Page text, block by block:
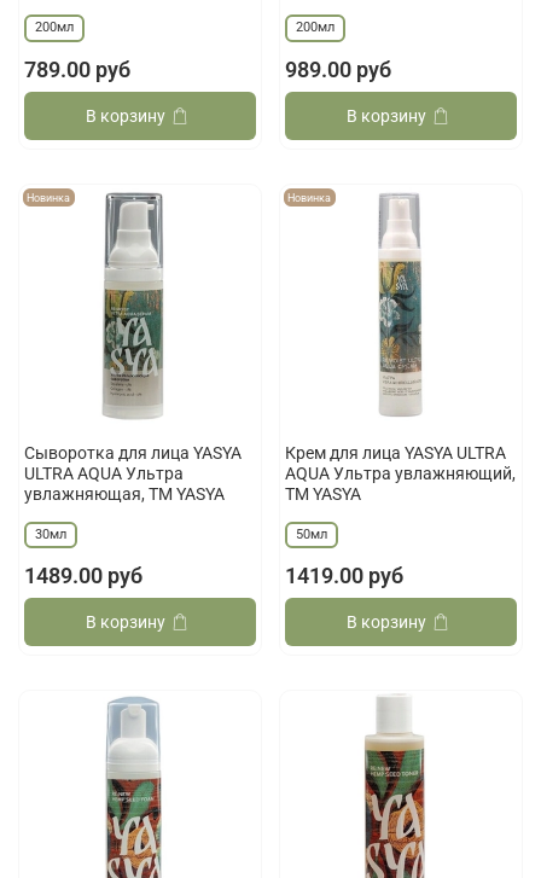
200мл
789.00 руб
В корзину
200мл
989.00 руб
В корзину
Новинка
Сыворотка для лица YASYA
ULTRA AQUA Ультра
увлажняющая, ТМ YASYA
30мл
1489.00 руб
В корзину
Новинка
Крем для лица YASYA ULTRA
AQUA Ультра увлажняющий,
ТМ YASYA
50мл
1419.00 руб
В корзину